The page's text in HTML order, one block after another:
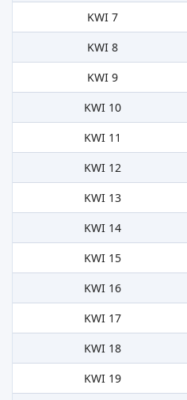
KWI 7
KWI 8
KWI 9
KWI 10
KWI 11
KWI 12
KWI 13
KWI 14
KWI 15
KWI 16
KWI 17
KWI 18
KWI 19